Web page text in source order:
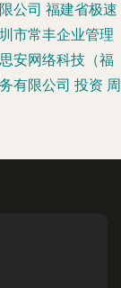
公司 福建省极速
市常丰企业管理
安网络科技（福
有限公司 投资 周